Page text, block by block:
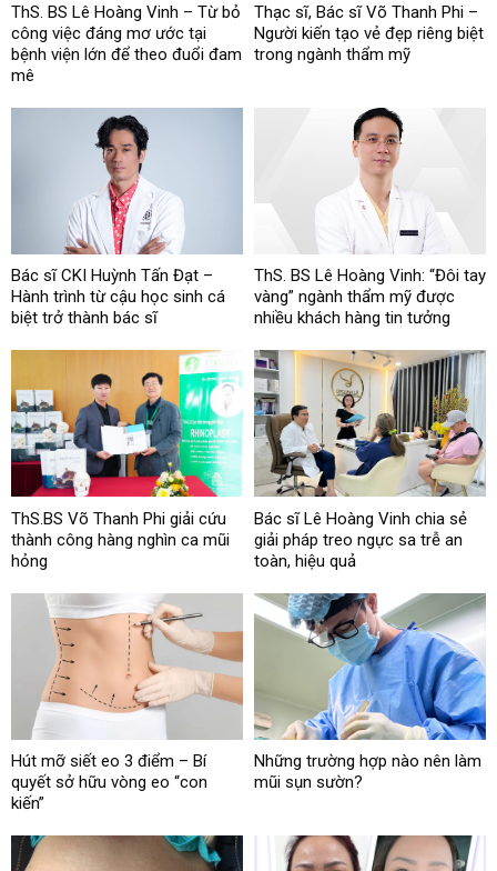
ThS. BS Lê Hoàng Vinh – Từ bỏ
công việc đáng mơ ước tại
bệnh viện lớn để theo đuổi đam
mê
Thạc sĩ, Bác sĩ Võ Thanh Phi –
Người kiến tạo vẻ đẹp riêng biệt
trong ngành thẩm mỹ
Bác sĩ CKI Huỳnh Tấn Đạt –
Hành trình từ cậu học sinh cá
biệt trở thành bác sĩ
ThS. BS Lê Hoàng Vinh: “Đôi tay
vàng” ngành thẩm mỹ được
nhiều khách hàng tin tưởng
ThS.BS Võ Thanh Phi giải cứu
thành công hàng nghìn ca mũi
hỏng
Bác sĩ Lê Hoàng Vinh chia sẻ
giải pháp treo ngực sa trễ an
toàn, hiệu quả
Hút mỡ siết eo 3 điểm – Bí
quyết sở hữu vòng eo “con
kiến”
Những trường hợp nào nên làm
mũi sụn sườn?